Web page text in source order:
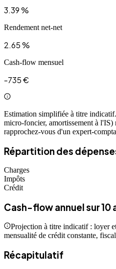
3.39 %
Rendement net-net
2.65 %
Cash-flow mensuel
-735 €
Estimation simplifiée à titre
micro-foncier, amortissement à
rapprochez-vous d'un expert-
Répartition des
Charges
Impôts
Crédit
Cash-flow annuel sur 10
Projection à titre indicatif : loyer
mensualité de crédit constante,
Récapitulatif